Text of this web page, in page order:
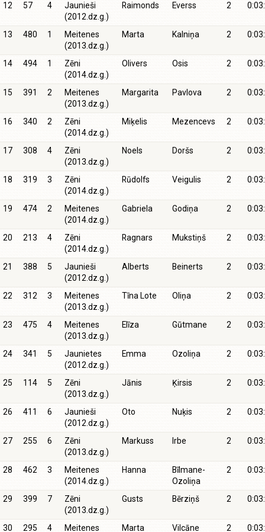
12 57 4
Jaunieši
(2012.dz.g.)
Raimonds Everss 2
13 480 1
Meitenes
(2013.dz.g.)
Marta Kalniņa 2
14 494 1
Zēni
(2014.dz.g.)
Olivers Osis 2
15 391 2
Meitenes
(2013.dz.g.)
Margarita Pavlova 2
16 340 2
Zēni
(2014.dz.g.)
Miķelis Mezencevs 2
17 308 4
Zēni
(2013.dz.g.)
Noels Doršs 2
18 319 3
Zēni
(2014.dz.g.)
Rūdolfs Veigulis 2
19 474 2
Meitenes
(2014.dz.g.)
Gabriela Godiņa 2
20 213 4
Zēni
(2014.dz.g.)
Ragnars Mukstiņš 2
21 388 5
Jaunieši
(2012.dz.g.)
Alberts Beinerts 2
22 312 3
Meitenes
(2013.dz.g.)
Tīna Lote Oliņa 2
23 475 4
Meitenes
(2013.dz.g.)
Elīza Gūtmane 2
24 341 5
Jaunietes
(2012.dz.g.)
Emma Ozoliņa 2
25 114 5
Zēni
(2013.dz.g.)
Jānis Ķirsis 2
26 411 6
Jaunieši
(2012.dz.g.)
Oto Nuķis 2
27 255 6
Zēni
(2013.dz.g.)
Markuss Irbe 2
28 462 3
Meitenes
(2014.dz.g.)
Hanna
Bīlmane-
Ozoliņa
2
29 399 7
Zēni
(2013.dz.g.)
Gusts Bērziņš 2
30 295 4 Meitenes Marta Vilcāne 2